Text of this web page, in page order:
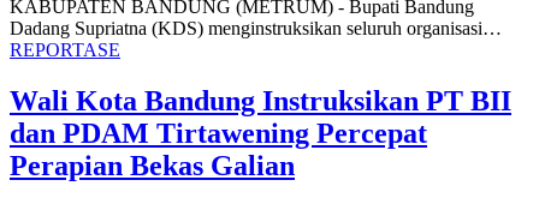
KABUPATEN BANDUNG (METRUM) - Bupati Bandung
Dadang Supriatna (KDS) menginstruksikan seluruh organisasi…
REPORTASE
Wali Kota Bandung Instruksikan PT BII
dan PDAM Tirtawening Percepat
Perapian Bekas Galian